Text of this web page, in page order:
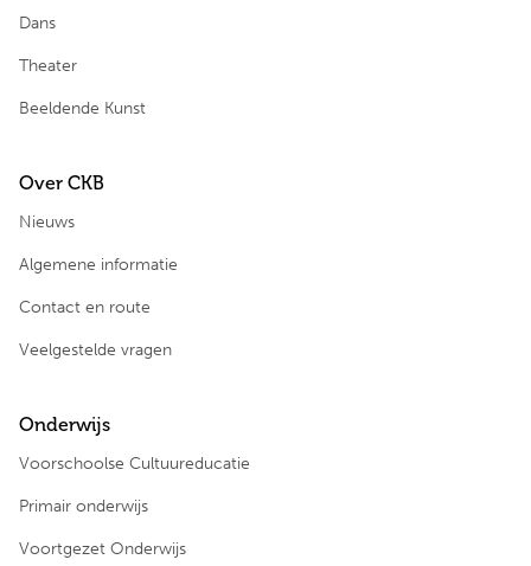
Dans
Theater
Beeldende Kunst
Over CKB
Nieuws
Algemene informatie
Contact en route
Veelgestelde vragen
Onderwijs
Voorschoolse Cultuureducatie
Primair onderwijs
Voortgezet Onderwijs